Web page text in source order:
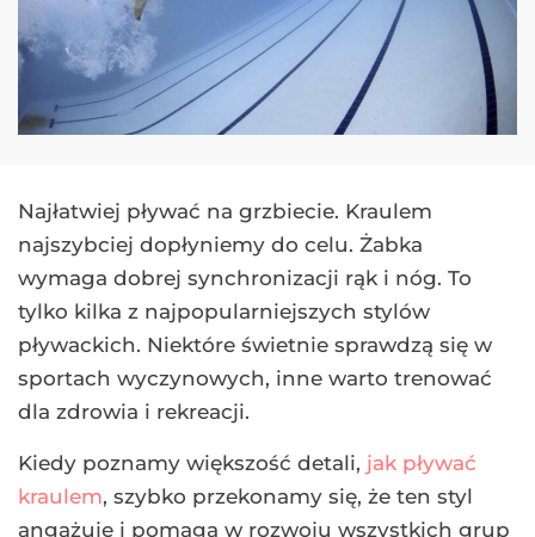
Najłatwiej pływać na grzbiecie. Kraulem
najszybciej dopłyniemy do celu. Żabka
wymaga dobrej synchronizacji rąk i nóg. To
tylko kilka z najpopularniejszych stylów
pływackich. Niektóre świetnie sprawdzą się w
sportach wyczynowych, inne warto trenować
dla zdrowia i rekreacji.
Kiedy poznamy większość detali, jak pływać
kraulem, szybko przekonamy się, że ten styl
angażuje i pomaga w rozwoju wszystkich grup